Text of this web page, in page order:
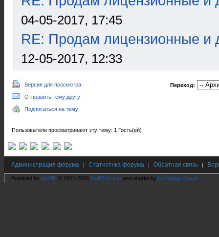
04-05-2017, 17:45
RE: Продам лицензионные и
12-05-2017, 12:33
Версия для просмотра
Отправить тему другу
Подписаться на тему
Переход:
Пользователи просматривают эту тему: 1 Гость(ей)
Администрация форума | Статистика форума | Обратная связь |
Powered by MyBB , © 2001-2026 MyBB Group and rewrite by Hi Fidelity Forum